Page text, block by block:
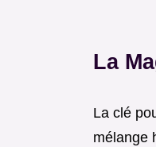
La
La clé
mélange